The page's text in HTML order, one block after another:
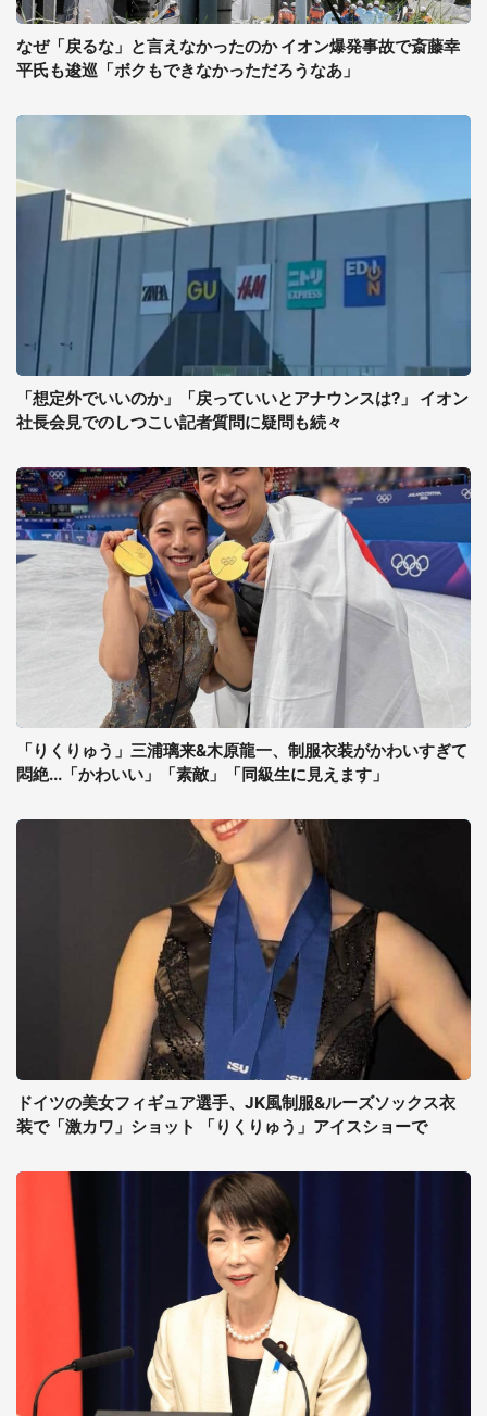
なぜ「戻るな」と言えなかったのか イオン爆発事故で斎藤幸
平氏も逡巡「ボクもできなかっただろうなあ」
「想定外でいいのか」「戻っていいとアナウンスは?」 イオン
社長会見でのしつこい記者質問に疑問も続々
「りくりゅう」三浦璃来&木原龍一、制服衣装がかわいすぎて
悶絶...「かわいい」「素敵」「同級生に見えます」
ドイツの美女フィギュア選手、JK風制服&ルーズソックス衣
装で「激カワ」ショット 「りくりゅう」アイスショーで